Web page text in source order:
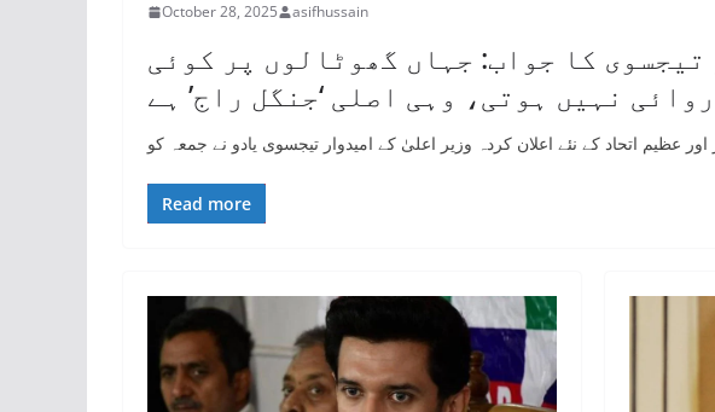
October 28, 2025 asifhussain
تیجسوی کا جواب: جہاں گھوٹالوں پر کوئی
عظیم اتحاد کے نئے اعلان کردہ وزیر اعلیٰ کے امیدوار تیجسوی یادو نے جمعہ کو
Read more